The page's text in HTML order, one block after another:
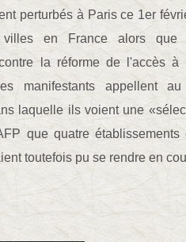
perturbés à Paris ce 1er
villes en France alors que
la réforme de l'accès
manifestants appellent
laquelle ils voient une
que quatre établissements
toutefois pu se rendre en